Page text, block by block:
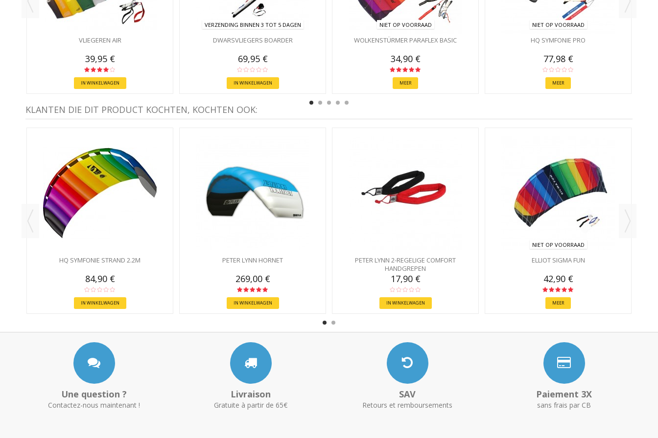
VLIEGEREN AIR
39,95 €
IN WINKELWAGEN
VERZENDING BINNEN 3 TOT 5 DAGEN
DWARSVLIEGERS BOARDER
69,95 €
IN WINKELWAGEN
NIET OP VOORRAAD
WOLKENSTÜRMER PARAFLEX BASIC
34,90 €
MEER
NIET OP VOORRAAD
HQ SYMFONIE PRO
77,98 €
MEER
KLANTEN DIE DIT PRODUCT KOCHTEN, KOCHTEN OOK:
HQ SYMFONIE STRAND 2.2M
84,90 €
IN WINKELWAGEN
PETER LYNN HORNET
269,00 €
IN WINKELWAGEN
PETER LYNN 2-REGELIGE COMFORT
HANDGREPEN
17,90 €
IN WINKELWAGEN
NIET OP VOORRAAD
ELLIOT SIGMA FUN
42,90 €
MEER
Une question ?
Contactez-nous maintenant !
Livraison
Gratuite à partir de 65€
SAV
Retours et remboursements
Paiement 3X
sans frais par CB